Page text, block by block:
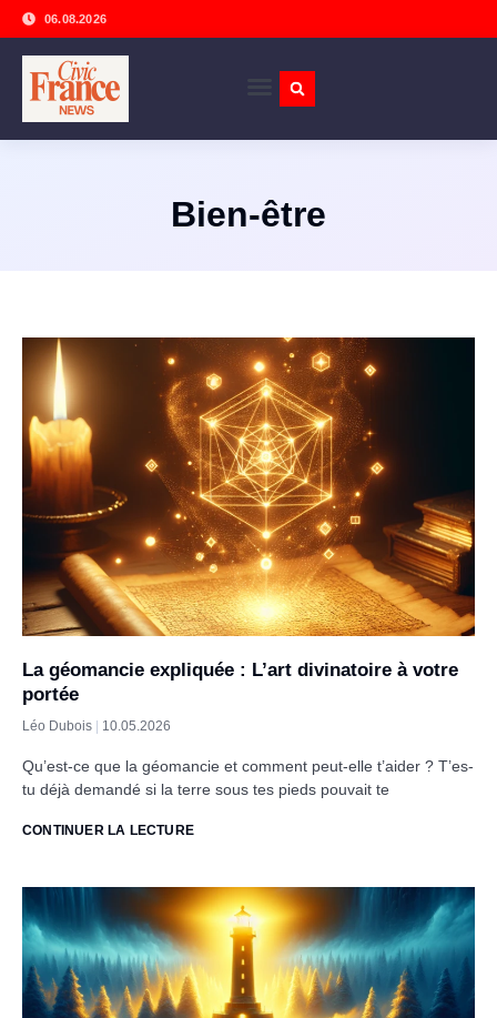
06.08.2026
Bien-être
La géomancie expliquée : L’art divinatoire à votre
portée
Léo Dubois 10.05.2026
Qu’est-ce que la géomancie et comment peut-elle t’aider ? T’es-
tu déjà demandé si la terre sous tes pieds pouvait te
CONTINUER LA LECTURE